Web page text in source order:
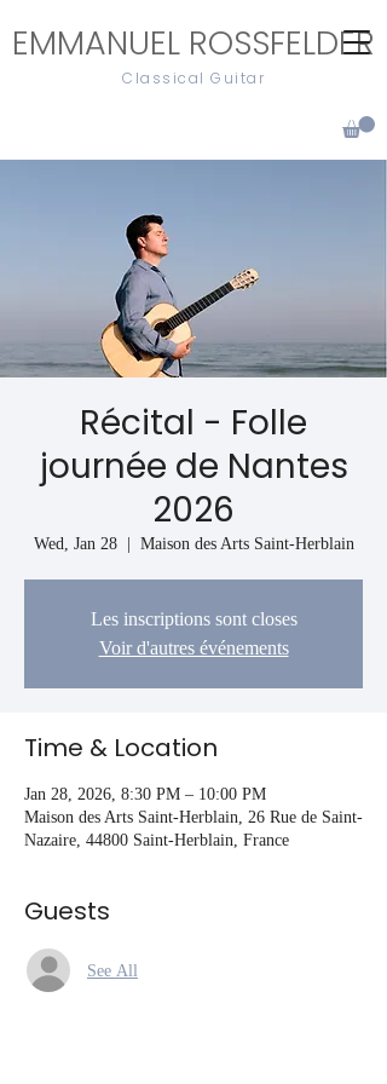
EMMANUEL ROSSFELDER
Classical Guitar
Récital - Folle
journée de Nantes
2026
Wed, Jan 28
  |
Maison des Arts Saint-Herblain
Les inscriptions sont closes
Voir d'autres événements
Time & Location
Jan 28, 2026, 8:30 PM – 10:00 PM
Maison des Arts Saint-Herblain, 26 Rue de Saint-
Nazaire, 44800 Saint-Herblain, France
Guests
See All